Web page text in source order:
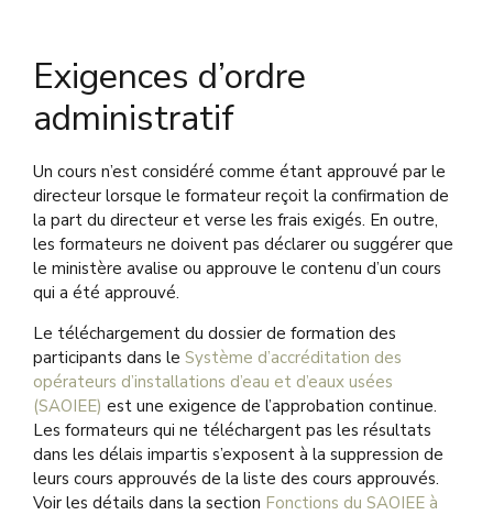
mailto:operator.certification@
forme de fichiers individuels dans les
catégories suivantes :
Objectifs du cours
Horaire du cours
Certificat de fin de cours
Méthode de vérification que le participant a
acquis le contenu du cours (par exemple, un
Formulaire d’évaluation du cours
CV du concepteur (si ajouté) (un seul fichier)
CV de l’instructeur (si ajouté) (un seul
fichier)
Matériel de formation (un seul fichier)
Formulaires et
Orientations
Demande de
Réévaluation de la
Formation Continue
Approuvée par le
Directeur et
Évaluation de
l’Instructeur
Remplissez ce
formulaire pour
demander la
la formation
continue approuvée
par le Directeur ou
pour
ajouter/supprimer un
instructeur d’un
cours.
Exigences d’ordre
administratif
Un cours n’est considéré comme étant approuvé par le
directeur lorsque le formateur reçoit la confirmation de
la part du directeur et verse les frais exigés. En outre,
les formateurs ne doivent pas déclarer ou suggérer que
le ministère avalise ou approuve le contenu d’un cours
qui a été approuvé.
Le téléchargement du dossier de formation des
participants dans le Système d’accréditation des
opérateurs d’installations d’eau et d’eaux usées
(SAOIEE) est une exigence de l’approbation continue.
Les formateurs qui ne téléchargent pas les résultats
dans les délais impartis s’exposent à la suppression de
leurs cours approuvés de la liste des cours approuvés.
Voir les détails dans la section Fonctions du SAOIEE à